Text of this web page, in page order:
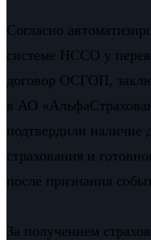
Согласно
системе НССО у
договор ОСГОП,
в АО
подтвердили наличие
страхования и
после признания
За получением